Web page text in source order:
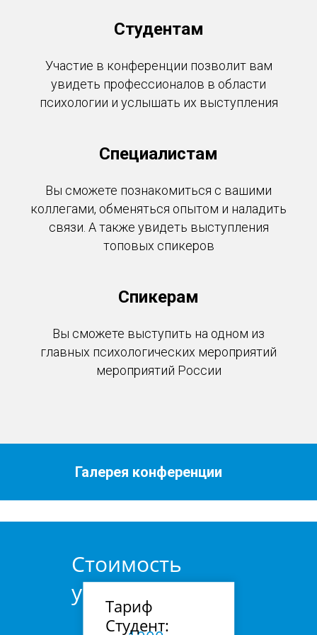
Студентам
Участие в конференции позволит вам
увидеть профессионалов в области
психологии и услышать их выступления
Специалистам
Вы сможете познакомиться с вашими
коллегами, обменяться опытом и наладить
связи. А также увидеть выступления
топовых спикеров
Спикерам
Вы сможете выступить на одном из
главных психологических мероприятий
мероприятий России
Галерея конференции
Стоимость
участия
Тариф
Студент: